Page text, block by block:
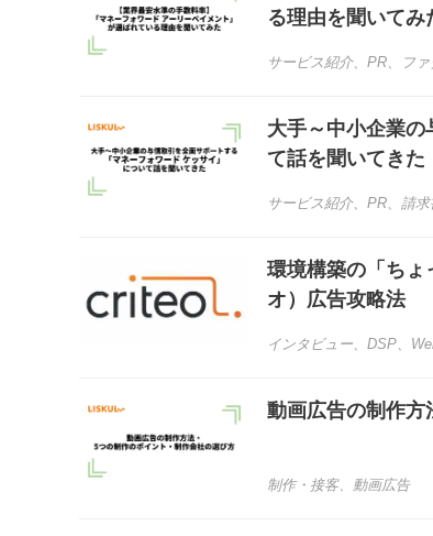
る理由を聞いてみ
サービス紹介、 PR、 フ
大手～中小企業
て話を聞いてきた
サービス紹介、 PR、 請求
環境構築の「ち
オ）広告攻略法
インタビュー、 DSP、
動画広告の制作方
制作・接客、 動画広告